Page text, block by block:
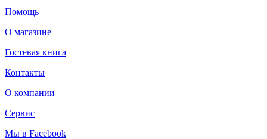
Помощь
О магазине
Гостевая книга
Контакты
О компании
Сервис
Мы в Facebook